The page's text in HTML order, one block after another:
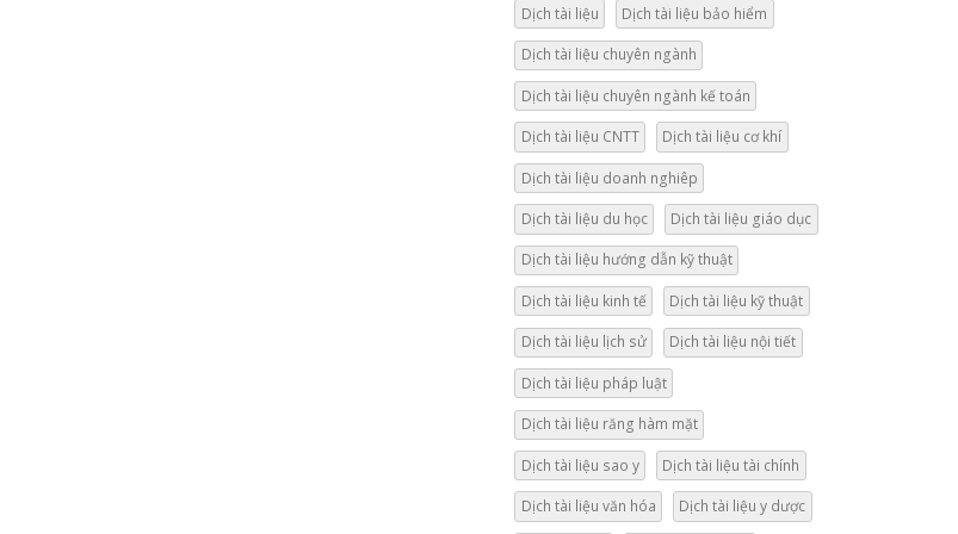
Dịch tài liệu Dịch tài liệu bảo hiểm
Dịch tài liệu chuyên ngành
Dịch tài liệu chuyên ngành kế toán
Dịch tài liệu CNTT Dịch tài liệu cơ khí
Dịch tài liệu doanh nghiêp
Dịch tài liệu du học Dịch tài liệu giáo dục
Dịch tài liệu hướng dẫn kỹ thuật
Dịch tài liệu kinh tế Dịch tài liệu kỹ thuật
Dịch tài liệu lịch sử Dịch tài liệu nội tiết
Dịch tài liệu pháp luật
Dịch tài liệu răng hàm mặt
Dịch tài liệu sao y Dịch tài liệu tài chính
Dịch tài liệu văn hóa Dịch tài liệu y dược